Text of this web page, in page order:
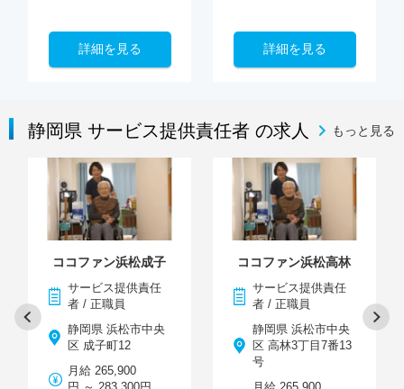
詳細を見る 詳細を見る
静岡県 サービス提供責任者 の求人 もっと見る
ココファン浜松成子
サービス提供責任
者 / 正職員
静岡県 浜松市中央
区 成子町12
月給 265,900
ココファン浜松高林
サービス提供責任
者 / 正職員
静岡県 浜松市中央
区 高林3丁目7番13
号